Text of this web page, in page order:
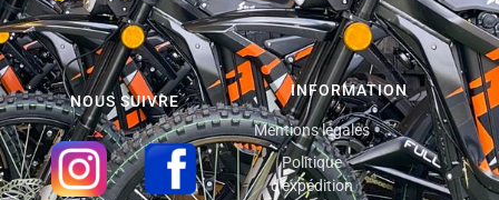
NOUS SUIVRE
INFORMATION
Mentions légales
Politique
d'expédition